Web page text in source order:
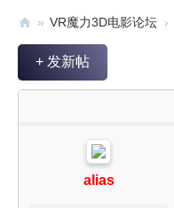
V
» VR魔力3D电影论坛 ›
+ 发新帖
alias